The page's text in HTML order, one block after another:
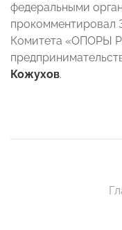
федеральными
прокомментировал
Комитета «ОПОРЫ
Кожухов.